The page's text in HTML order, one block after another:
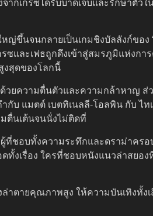
ากเกรซได้รับบาดเจ็บและรักษาตั
ญ่ขึ้นจนกลายเป็นเกมชิงบัลลังก์ขอ
และเฟธถูกดึงเข้าสู่สมรภูมิแห่งก
งสุดของโลกนี้
วยความตื่นตัวและความกล้าหาญ
แมตต์ เบตทิเนลลี-โอลพิน กับ ไท
มตื่นเต้นจนนั่งไม่ติดที่
ที่ชอบทั้งความระทึกและดราม่าคร
งเรื่อง ใครที่ชอบหนังแนวล่าสยอ
าตายคุณภาพสูง ให้ความบันเทิงทั้ง